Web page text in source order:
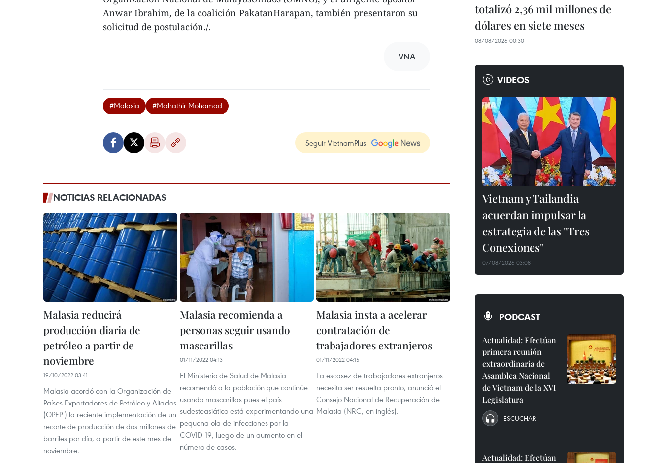
Anwar Ibrahim, de la coalición PakatanHarapan, también presentaron su
solicitud de postulación./.
VNA
#Malasia #Mahathir Mohamad
Seguir VietnamPlus
NOTICIAS RELACIONADAS
Malasia reducirá
producción diaria de
petróleo a partir de
noviembre
19/10/2022 03:41
Malasia acordó con la Organización de
Países Exportadores de Petróleo y Aliados
(OPEP ) la reciente implementación de un
recorte de producción de dos millones de
barriles por día, a partir de este mes de
noviembre.
Malasia recomienda a
personas seguir usando
mascarillas
01/11/2022 04:13
El Ministerio de Salud de Malasia
recomendó a la población que continúe
usando mascarillas pues el país
sudesteasiático está experimentando una
pequeña ola de infecciones por la
COVID-19, luego de un aumento en el
número de casos.
Malasia insta a acelerar
contratación de
trabajadores extranjeros
01/11/2022 04:15
La escasez de trabajadores extranjeros
necesita ser resuelta pronto, anunció el
Consejo Nacional de Recuperación de
Malasia (NRC, en inglés).
totalizó 2,36 mil millones de
dólares en siete meses
08/08/2026 00:30
VIDEOS
Vietnam y Tailandia
acuerdan impulsar la
estrategia de las "Tres
Conexiones"
07/08/2026 03:08
PODCAST
Actualidad: Efectúan
primera reunión
extraordinaria de
Asamblea Nacional
de Vietnam de la XVI
Legislatura
ESCUCHAR
Actualidad: Efectúan